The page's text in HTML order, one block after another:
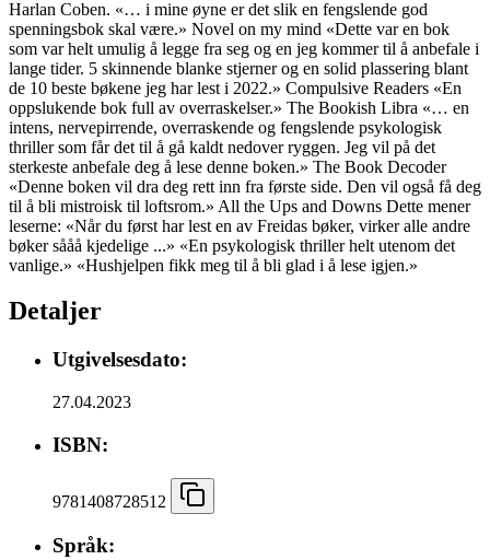
Harlan Coben. «… i mine øyne er det slik en fengslende god
spenningsbok skal være.» Novel on my mind «Dette var en bok
som var helt umulig å legge fra seg og en jeg kommer til å anbefale i
lange tider. 5 skinnende blanke stjerner og en solid plassering blant
de 10 beste bøkene jeg har lest i 2022.» Compulsive Readers «En
oppslukende bok full av overraskelser.» The Bookish Libra «… en
intens, nervepirrende, overraskende og fengslende psykologisk
thriller som får det til å gå kaldt nedover ryggen. Jeg vil på det
sterkeste anbefale deg å lese denne boken.» The Book Decoder
«Denne boken vil dra deg rett inn fra første side. Den vil også få deg
til å bli mistroisk til loftsrom.» All the Ups and Downs Dette mener
leserne: «Når du først har lest en av Freidas bøker, virker alle andre
bøker sååå kjedelige ...» «En psykologisk thriller helt utenom det
vanlige.» «Hushjelpen fikk meg til å bli glad i å lese igjen.»
Detaljer
Utgivelsesdato:
27.04.2023
ISBN:
9781408728512
Språk: